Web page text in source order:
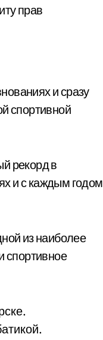
прав
и сразу
спортивной
рекорд в
и с каждым годом
из наиболее
спортивное